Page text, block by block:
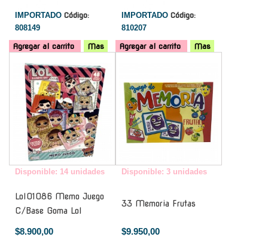
IMPORTADO Código:
808149
Agregar al carrito Mas
IMPORTADO Código:
810207
Agregar al carrito
Mas
Disponible: 14 unidades
Lol01086 Memo Juego
C/Base Goma Lol
$8.900,00
Disponible: 3 unidades
33 Memoria Frutas
$9.950,00